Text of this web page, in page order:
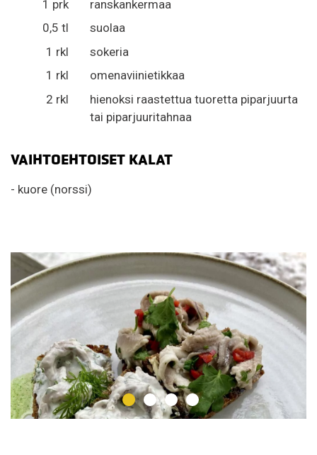
1 prk
ranskankermaa
0,5 tl
suolaa
1 rkl
sokeria
1 rkl
omenaviinietikkaa
2 rkl
hienoksi raastettua tuoretta piparjuurta
tai piparjuuritahnaa
VAIHTOEHTOISET KALAT
- kuore (norssi)